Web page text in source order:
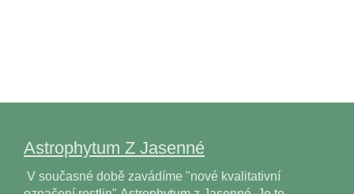
Astrophytum Z Jasenné
V současné době zavádíme "nové kvalitativní